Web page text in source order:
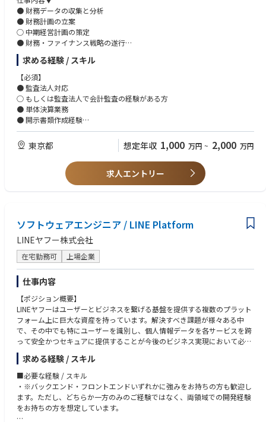
● 財務データの収集と分析
● 財務計画の立案
○ 中期経営計画の策定
● 財務・ファイナンス戦略の遂行
○ 財務DD
● 財務状況の把握と管理
○ 原価計算、税効果会計、減損会計、金融商品会計、部門別会計、連結決
算、連
結キャッシュフロー計算書等
○ 予実・増減分析
● 資金計画・調達
○ 決算短信、有価証券報告書、臨時報告書、会社法計算書類等
● J-SOX対応
● 取締役会資料作成
求める経験 / スキル
【必須】
● 監査法人対応
○ もしくは監査法人で会計監査の経験がある方
● 単体決算業務
● 開示書類作成経験
【歓迎スキル】
● IPO準備に関わる経験
○ Ⅰの部、各種説明資料、新規上城のための四半期報告書、決算短信作成
審査、東証審査対応
東京都 想定年収 1,000 万円 ~ 2,000 万円
求人エントリー
ソフトウェアエンジニア / LINE Platform
LINEヤフー株式会社
在宅勤務可 上場企業
仕事内容
【ポジション概要】
LINEヤフーはユーザーとビジネスを繋げる基盤を提供する複数のプラット
フォーム上に巨大な資産を持っています。解決すべき課題が様々ある中
で、その中でも特にユーザーを識別し、個人情報データを各サービスを跨
って安全かつセキュアに提供することが今後のビジネス実現において必須
課題となっています。私たちは、LINEヤフーと関連グループ企業のサービ
ス間でIDとプロフィールを連携するための全社的なコア認証プラットフォ
ーム 「LY Federation Platform」を開発・提供しています。2023年10月に
まずLINE とヤフーユーザーに対して提供を開始しました。その後はPayPa
yをはじめとした主要サービスへの展開を進め、グループ全体のユーザー
体験を支える基盤へと進化させていきます。LINEヤフーと関連グループ企
業のサービスのIDとプロフィールを連携するための全社的なコア認証プラ
求める経験 / スキル
■必要な経験 / スキル
・※バックエンド・フロントエンドいずれかに強みをお持ちの方も歓迎し
ます。ただし、どちらか一方のみのご経験ではなく、両領域での開発経験
をお持ちの方を想定しています。